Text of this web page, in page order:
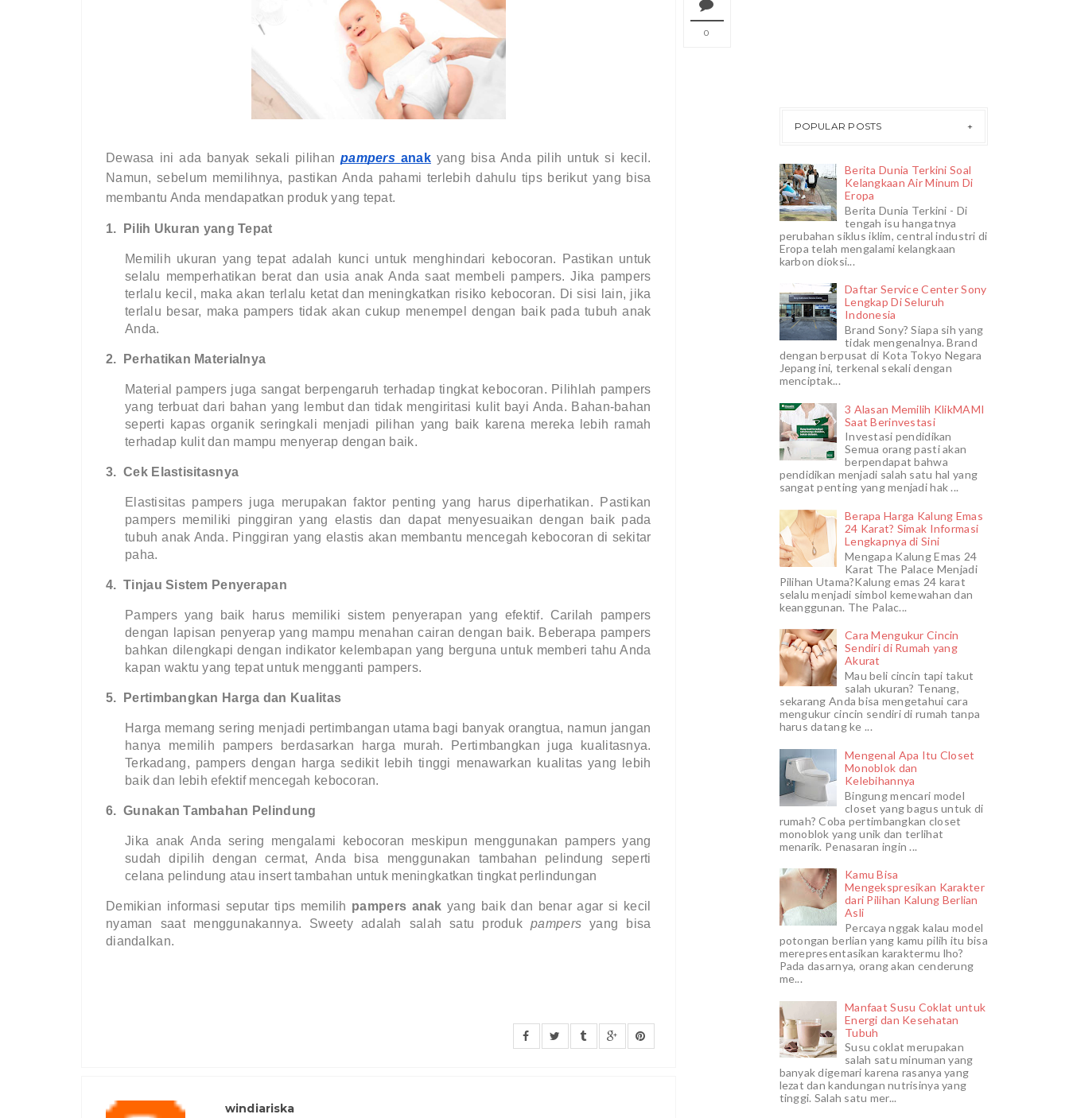
0
Dewasa ini ada banyak sekali pilihan pampers anak yang bisa Anda pilih untuk si kecil.
Namun, sebelum memilihnya, pastikan Anda pahami terlebih dahulu tips berikut yang bisa
membantu Anda mendapatkan produk yang tepat.
1. Pilih Ukuran yang Tepat
Memilih ukuran yang tepat adalah kunci untuk menghindari kebocoran. Pastikan untuk
selalu memperhatikan berat dan usia anak Anda saat membeli pampers. Jika pampers
terlalu kecil, maka akan terlalu ketat dan meningkatkan risiko kebocoran. Di sisi lain, jika
terlalu besar, maka pampers tidak akan cukup menempel dengan baik pada tubuh anak
Anda.
2. Perhatikan Materialnya
Material pampers juga sangat berpengaruh terhadap tingkat kebocoran. Pilihlah pampers
yang terbuat dari bahan yang lembut dan tidak mengiritasi kulit bayi Anda. Bahan-bahan
seperti kapas organik seringkali menjadi pilihan yang baik karena mereka lebih ramah
terhadap kulit dan mampu menyerap dengan baik.
3. Cek Elastisitasnya
Elastisitas pampers juga merupakan faktor penting yang harus diperhatikan. Pastikan
pampers memiliki pinggiran yang elastis dan dapat menyesuaikan dengan baik pada
tubuh anak Anda. Pinggiran yang elastis akan membantu mencegah kebocoran di sekitar
paha.
4. Tinjau Sistem Penyerapan
Pampers yang baik harus memiliki sistem penyerapan yang efektif. Carilah pampers
dengan lapisan penyerap yang mampu menahan cairan dengan baik. Beberapa pampers
bahkan dilengkapi dengan indikator kelembapan yang berguna untuk memberi tahu Anda
kapan waktu yang tepat untuk mengganti pampers.
5. Pertimbangkan Harga dan Kualitas
Harga memang sering menjadi pertimbangan utama bagi banyak orangtua, namun jangan
hanya memilih pampers berdasarkan harga murah. Pertimbangkan juga kualitasnya.
Terkadang, pampers dengan harga sedikit lebih tinggi menawarkan kualitas yang lebih
baik dan lebih efektif mencegah kebocoran.
6. Gunakan Tambahan Pelindung
Jika anak Anda sering mengalami kebocoran meskipun menggunakan pampers yang
sudah dipilih dengan cermat, Anda bisa menggunakan tambahan pelindung seperti
celana pelindung atau insert tambahan untuk meningkatkan tingkat perlindungan
Demikian informasi seputar tips memilih pampers anakyang baik dan benar agar si kecil
nyaman saat menggunakannya. Sweety adalah salah satu produkpampersyang bisa
diandalkan.
windiariska
POPULAR POSTS
Berita Dunia Terkini Soal
Kelangkaan Air Minum Di
Eropa
Berita Dunia Terkini - Di
tengah isu hangatnya
perubahan siklus iklim, central industri di
Eropa telah mengalami kelangkaan
karbon dioksi...
Daftar Service Center Sony
Lengkap Di Seluruh
Indonesia
Brand Sony? Siapa sih yang
tidak mengenalnya. Brand
dengan berpusat di Kota Tokyo Negara
Jepang ini, terkenal sekali dengan
menciptak...
3 Alasan Memilih KlikMAMI
Saat Berinvestasi
Investasi pendidikan
Semua orang pasti akan
berpendapat bahwa
pendidikan menjadi salah satu hal yang
sangat penting yang menjadi hak ...
Berapa Harga Kalung Emas
24 Karat? Simak Informasi
Lengkapnya di Sini
Mengapa Kalung Emas 24
Karat The Palace Menjadi
Pilihan Utama?Kalung emas 24 karat
selalu menjadi simbol kemewahan dan
keanggunan. The Palac...
Cara Mengukur Cincin
Sendiri di Rumah yang
Akurat
Mau beli cincin tapi takut
salah ukuran? Tenang,
sekarang Anda bisa mengetahui cara
mengukur cincin sendiri di rumah tanpa
harus datang ke ...
Mengenal Apa Itu Closet
Monoblok dan
Kelebihannya
Bingung mencari model
closet yang bagus untuk di
rumah? Coba pertimbangkan closet
monoblok yang unik dan terlihat
menarik. Penasaran ingin ...
Kamu Bisa
Mengekspresikan Karakter
dari Pilihan Kalung Berlian
Asli
Percaya nggak kalau model
potongan berlian yang kamu pilih itu bisa
merepresentasikan karaktermu lho?
Pada dasarnya, orang akan cenderung
me...
Manfaat Susu Coklat untuk
Energi dan Kesehatan
Tubuh
Susu coklat merupakan
salah satu minuman yang
banyak digemari karena rasanya yang
lezat dan kandungan nutrisinya yang
tinggi. Salah satu mer...